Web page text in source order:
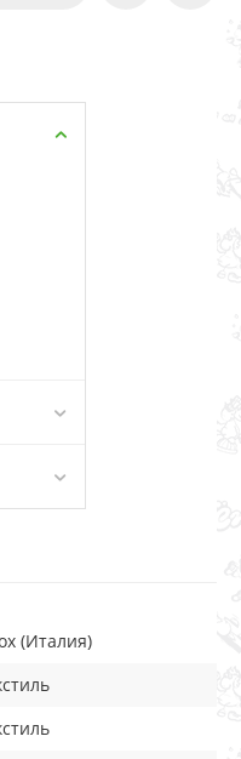
(Италия)